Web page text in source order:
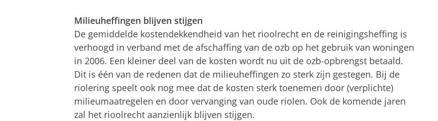
Milieuheffingen blijven stijgen
De gemiddelde kostendekkendheid van het rioolrecht en de reinigingsheffing is
verhoogd in verband met de afschaffing van de ozb op het gebruik van woningen
in 2006. Een kleiner deel van de kosten wordt nu uit de ozb-opbrengst betaald.
Dit is één van de redenen dat de milieuheffingen zo sterk zijn gestegen. Bij de
riolering speelt ook nog mee dat de kosten sterk toenemen door (verplichte)
milieumaatregelen en door vervanging van oude riolen. Ook de komende jaren
zal het rioolrecht aanzienlijk blijven stijgen.